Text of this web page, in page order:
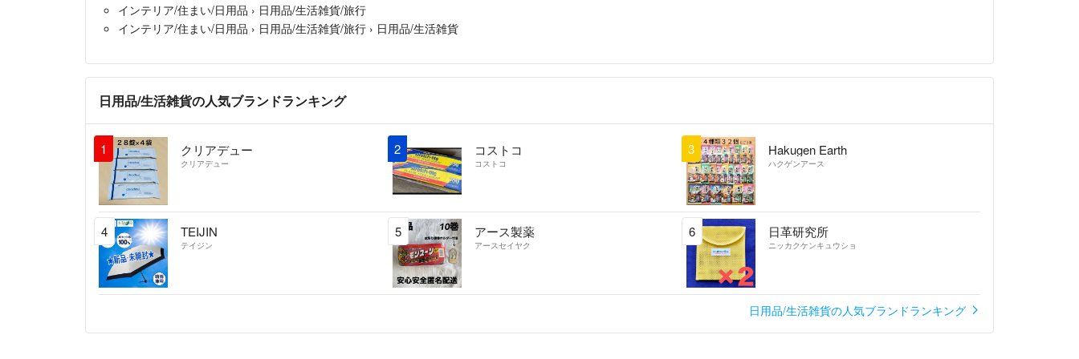
りご連絡ください。
とは、お取引きいたしませんので予めご了承ください。
◆説明と画像をよくご確認ください。
※状態を正確にお伝えできていない場合があります。ご不明な点など
はコメントにてお問合わせください。
※発送後のご購入者様の都合によるキャンセル等には応じません。
※取引完了後はいかなる理由があっても返品、返金、交換の対応はい
インテリア/住まい/日用品 › 日用品/生活雑貨/旅行
インテリア/住まい/日用品 › 日用品/生活雑貨/旅行 › 日用品/生活雑貨
日用品/生活雑貨の人気ブランドランキング
1 クリアデュー
クリアデュー
2 コストコ
コストコ
3 Hakugen Earth
ハクゲンアース
4 TEIJIN
テイジン
5 アース製薬
アースセイヤク
6 日革研究所
ニッカクケンキュウショ
日用品/生活雑貨の人気ブランドランキング